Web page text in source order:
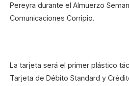
Pereyra durante el Almuerzo
Comunicaciones Corripio.
La tarjeta será el primer plástico
Tarjeta de Débito Standard y